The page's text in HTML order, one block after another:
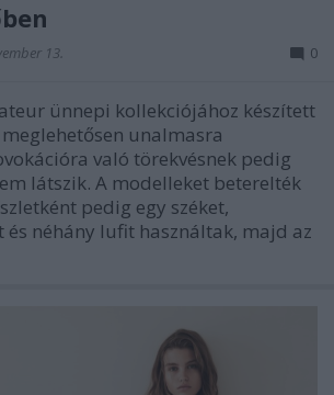
13. 0
ünnepi kollekciójához készített
unalmasra
való törekvésnek pedig
látszik. A modelleket beterelték
pedig egy széket,
néhány lufit használtak, majd az